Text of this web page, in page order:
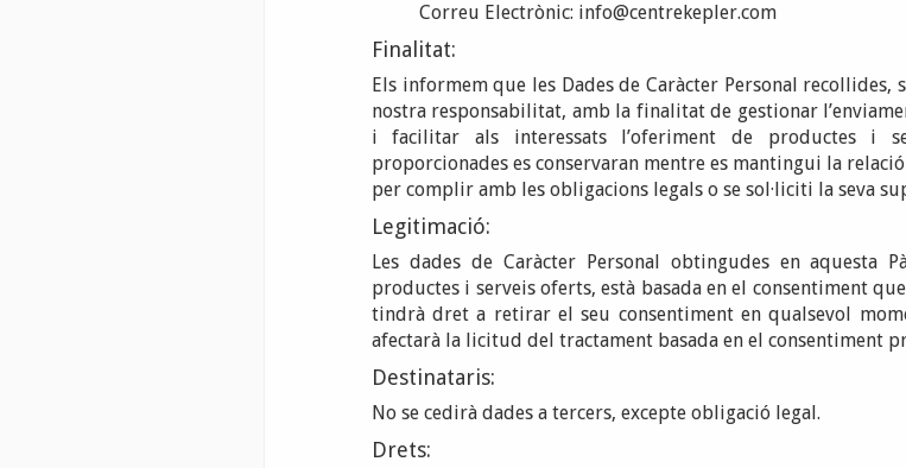
Correu Electrònic: info@centrekepler.com
Finalitat:
Els informem que les Dades de Caràcter Personal
nostra responsabilitat, amb la finalitat de gestionar
i facilitar als interessats l’oferiment de productes i
proporcionades es conservaran mentre es mantingui la
per complir amb les obligacions legals o se sol·liciti la seva
Legitimació:
Les dades de Caràcter Personal obtingudes en aquesta
productes i serveis oferts, està basada en el consentiment que
tindrà dret a retirar el seu consentiment en qualsevol
afectarà la licitud del tractament basada en el consentiment
Destinataris:
No se cedirà dades a tercers, excepte obligació legal.
Drets: